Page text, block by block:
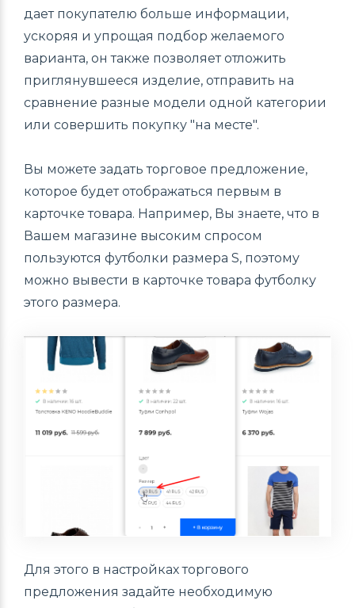
дает покупателю больше информации,
ускоряя и упрощая подбор желаемого
варианта, он также позволяет отложить
приглянувшееся изделие, отправить на
сравнение разные модели одной категории
или совершить покупку "на месте".
Вы можете задать торговое предложение,
которое будет отображаться первым в
карточке товара. Например, Вы знаете, что в
Вашем магазине высоким спросом
пользуются футболки размера S, поэтому
можно вывести в карточке товара футболку
этого размера.
Для этого в настройках торгового
предложения задайте необходимую